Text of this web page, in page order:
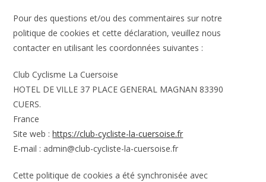
Pour des questions et/ou des commentaires sur notre
politique de cookies et cette déclaration, veuillez nous
contacter en utilisant les coordonnées suivantes :
Club Cyclisme La Cuersoise
HOTEL DE VILLE 37 PLACE GENERAL MAGNAN 83390
CUERS.
France
Site web :https://club-cycliste-la-cuersoise.fr
E-mail :admin@club-cycliste-la-cuersoise.fr
Cette politique de cookies a été synchronisée avec